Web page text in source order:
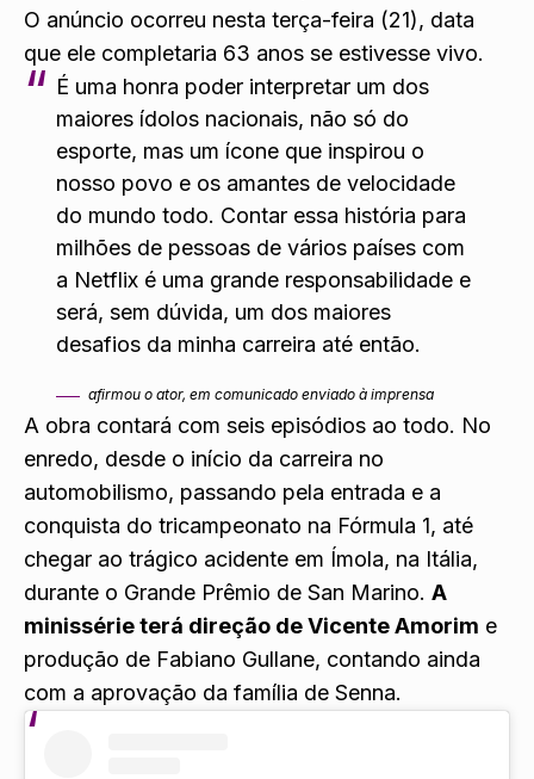
O anúncio ocorreu nesta terça-feira (21), data
que ele completaria 63 anos se estivesse vivo.
É uma honra poder interpretar um dos
maiores ídolos nacionais, não só do
esporte, mas um ícone que inspirou o
nosso povo e os amantes de velocidade
do mundo todo. Contar essa história para
milhões de pessoas de vários países com
a Netflix é uma grande responsabilidade e
será, sem dúvida, um dos maiores
desafios da minha carreira até então.
afirmou o ator, em comunicado enviado à imprensa
A obra contará com seis episódios ao todo. No
enredo, desde o início da carreira no
automobilismo, passando pela entrada e a
conquista do tricampeonato na Fórmula 1, até
chegar ao trágico acidente em Ímola, na Itália,
durante o Grande Prêmio de San Marino. A
minissérie terá direção de Vicente Amorim e
produção de Fabiano Gullane, contando ainda
com a aprovação da família de Senna.